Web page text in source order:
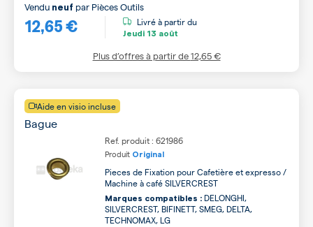
12,65 €
Vendu neuf par Pièces Outils
Livré à partir du
Jeudi 13 août
Plus d’offres à partir de12,65 €
Aide en visio incluse
Bague
Ref. produit : 621986
Produit Original
Pieces de Fixation pour Cafetière et expresso /
Machine à café SILVERCREST
Marques compatibles : DELONGHI,
SILVERCREST, BIFINETT, SMEG, DELTA,
TECHNOMAX, LG